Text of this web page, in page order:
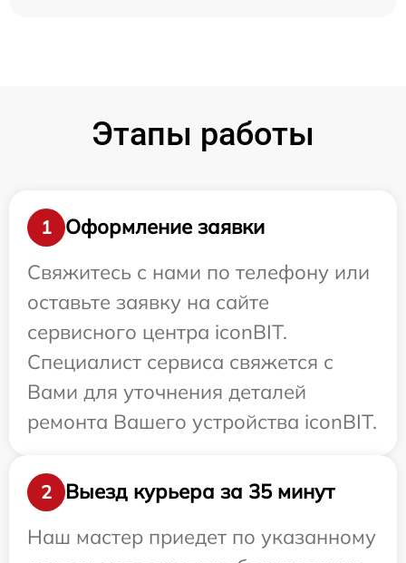
Этапы работы
1
Оформление заявки
Свяжитесь с нами по телефону или
оставьте заявку на сайте
сервисного центра iconBIT.
Специалист сервиса свяжется с
Вами для уточнения деталей
ремонта Вашего устройства iconBIT.
2
Выезд курьера за 35 минут
Наш мастер приедет по указанному